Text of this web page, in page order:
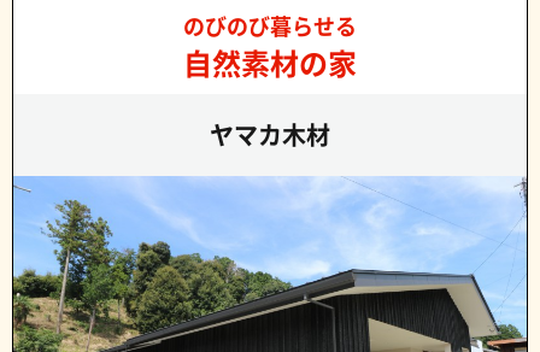
のびのび暮らせる
自然素材の家
ヤマカ木材